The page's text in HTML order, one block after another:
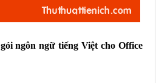
gói ngôn ngữ tiếng Việt cho Office